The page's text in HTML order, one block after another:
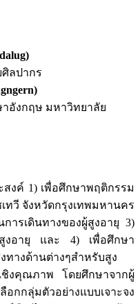
ลปากร
อังกฤษ มหาวิทยาลัย
1) เพื่อศึกษาพฤติกรรม
ทวี จังหวัดกรุงเทพมหานคร
ารเดินทางของผู้สูงอายุ 3)
สูงอายุ และ 4) เพื่อศึกษา
างด้านต่างๆสำหรับสูง
ชิงคุณภาพ โดยศึกษาจากผู้
อกกลุ่มตัวอย่างแบบเจาะจง